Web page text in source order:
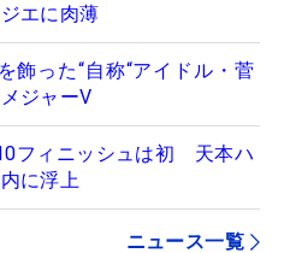
エに肉薄
飾った“自称“アイドル・菅
ジャーV
フィニッシュは初 天本ハ
に浮上
ニュース一覧